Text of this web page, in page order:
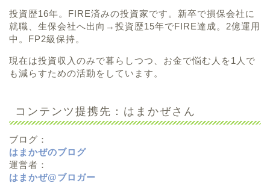
投資歴16年。FIRE済みの投資家です。新卒で損保会社に
就職、生保会社へ出向→投資歴15年でFIRE達成。2億運用
中。FP2級保持。
現在は投資収入のみで暮らしつつ、お金で悩む人を1人で
も減らすための活動をしています。
コンテンツ提携先：はまかぜさん
ブログ：
はまかぜのブログ
運営者：
はまかぜ@ブロガー